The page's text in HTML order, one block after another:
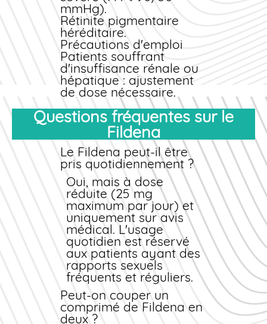
mmHg).
Rétinite pigmentaire
héréditaire.
Précautions d'emploi
Patients souffrant
d'insuffisance rénale ou
hépatique : ajustement
de dose nécessaire.
Hommes de plus de 65
ans : débuter par 25 mg.
Pathologies
cardiovasculaires
stables : avis
cardiologique préalable
recommandé.
Déformation
anatomique du pénis :
risque accru de
priapisme.
Antécédents de
priapisme ou leucémie :
surveillance étroite.
Interactions
médicamenteuses
Informez
systématiquement
Questions fréquentes sur le
Fildena
Le Fildena peut-il être
pris quotidiennement ?
Oui, mais à dose
réduite (25 mg
maximum par jour) et
uniquement sur avis
médical. L'usage
quotidien est réservé
aux patients ayant des
rapports sexuels
fréquents et réguliers.
Peut-on couper un
comprimé de Fildena en
deux ?